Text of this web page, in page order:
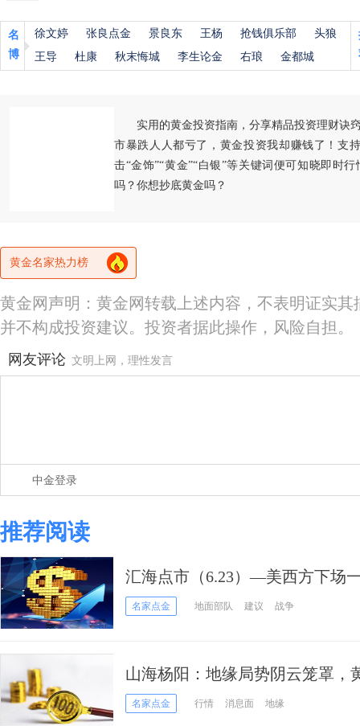
名
博
徐文婷 张良点金 景良东 王杨 抢钱俱乐部
头狼
王导
杜康 秋末悔城 李生论金 右琅 金都城
实用的黄金投资指南，分享精品投资理财诀
市暴跌人人都亏了，黄金投资我却赚钱了！支
击“金饰”“黄金”“白银”等关键词便可知晓即时
吗？你想抄底黄金吗？
黄金名家热力榜
黄金网声明：黄金网转载上述内容，不表明证实
并不构成投资建议。投资者据此操作，风险自担。
网友评论 文明上网，理性发言
中金登录
推荐阅读
汇海点市（6.23）—美西方下场
转折点
名家点金 地面部队 建议 战争
山海杨阳：地缘局势阴云笼罩，
名家点金 行情 消息面 地缘